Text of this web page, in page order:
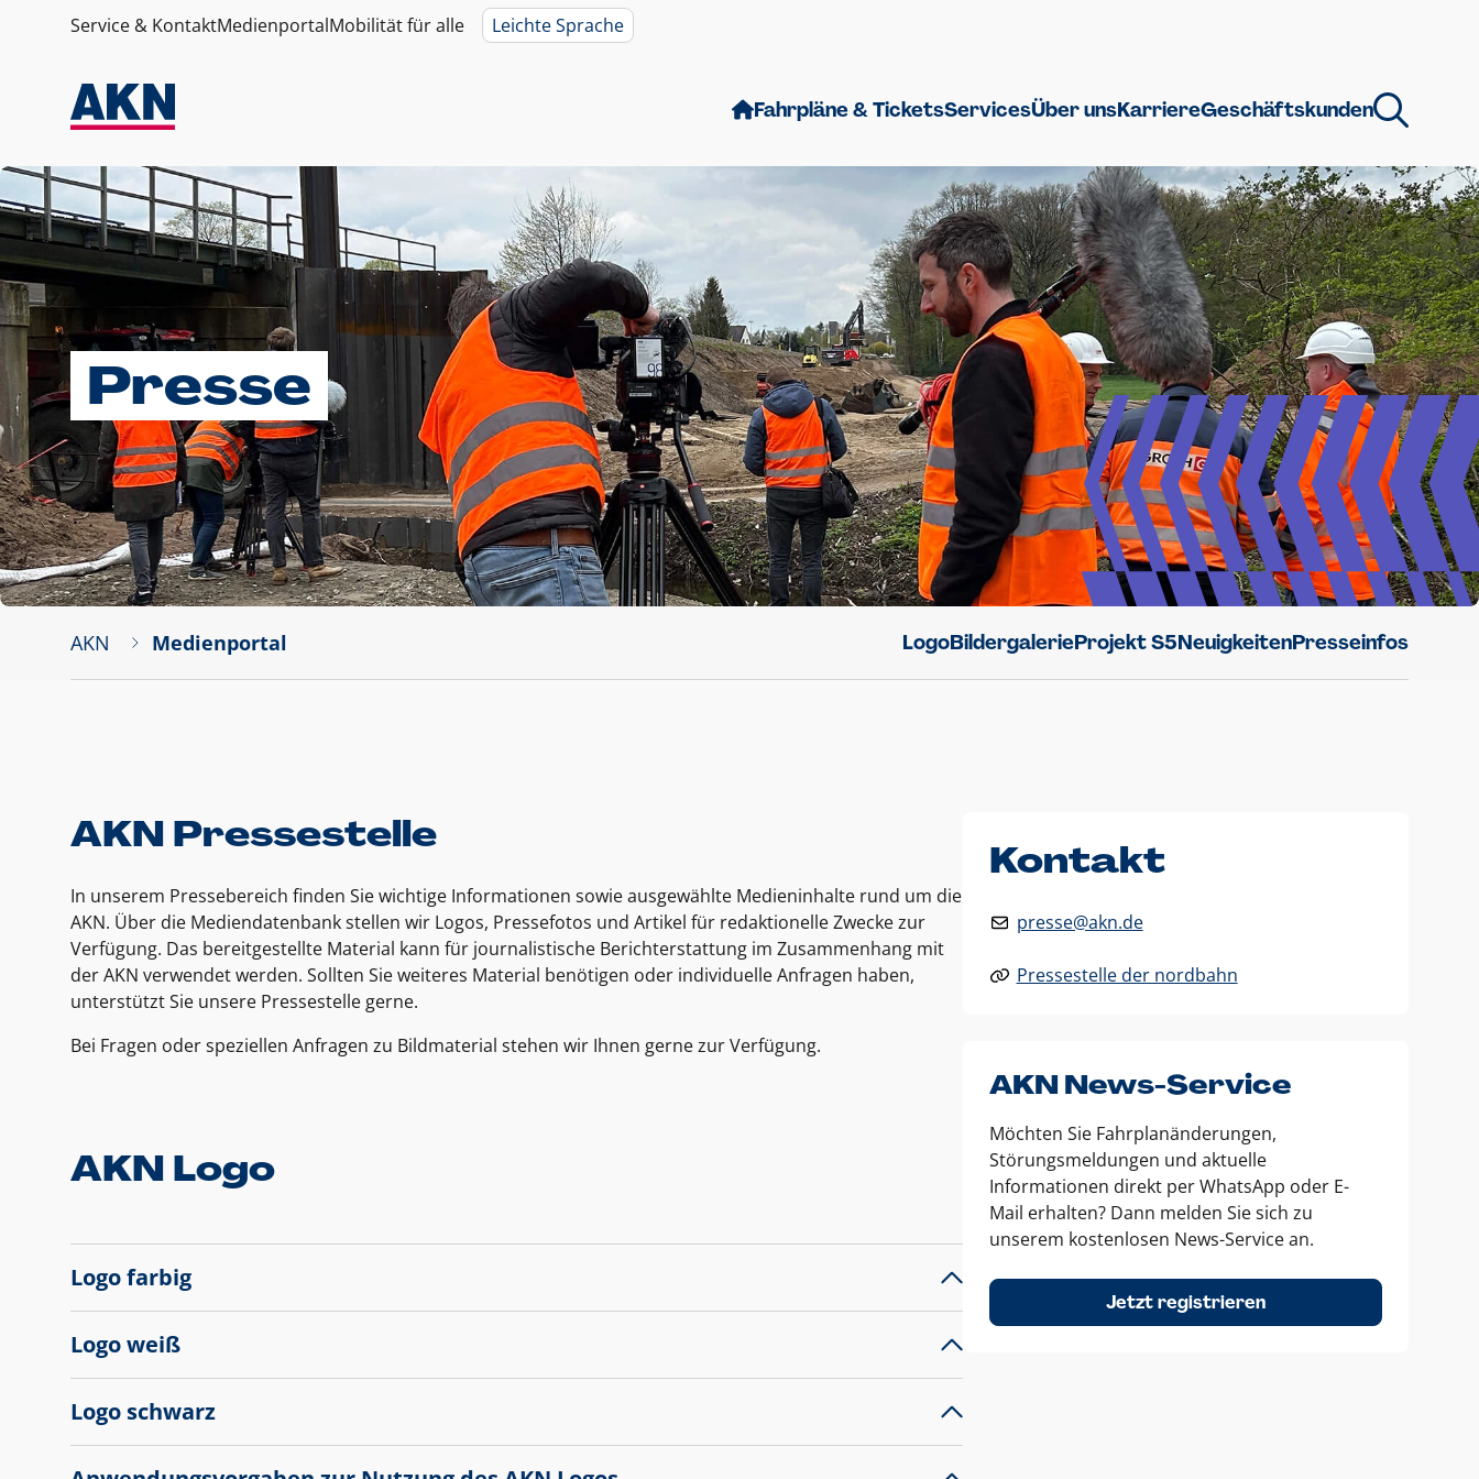
Service & KontaktMedienportalMobilität für alle Leichte Sprache
Fahrpläne & TicketsServicesÜber unsKarriereGeschäftskunden
Presse
AKN Medienportal LogoBildergalerieProjekt S5NeuigkeitenPresseinfos
AKN Pressestelle
In unserem Pressebereich finden Sie wichtige Informationen sowie ausgewählte Medieninhalte rund um die
AKN. Über die Mediendatenbank stellen wir Logos, Pressefotos und Artikel für redaktionelle Zwecke zur
Verfügung. Das bereitgestellte Material kann für journalistische Berichterstattung im Zusammenhang mit
der AKN verwendet werden. Sollten Sie weiteres Material benötigen oder individuelle Anfragen haben,
unterstützt Sie unsere Pressestelle gerne.
Bei Fragen oder speziellen Anfragen zu Bildmaterial stehen wir Ihnen gerne zur Verfügung.
AKN Logo
Logo farbig
Logo weiß
Logo schwarz
Kontakt
presse@akn.de
Pressestelle der nordbahn
AKN News-Service
Möchten Sie Fahrplanänderungen,
Störungsmeldungen und aktuelle
Informationen direkt per WhatsApp oder E-
Mail erhalten? Dann melden Sie sich zu
unserem kostenlosen News-Service an.
Jetzt registrieren